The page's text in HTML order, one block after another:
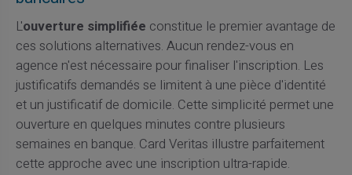
L'ouverture simplifiée constitue le premier avantage de
ces solutions alternatives. Aucun rendez-vous en
agence n'est nécessaire pour finaliser l'inscription. Les
justificatifs demandés se limitent à une pièce d'identité
et un justificatif de domicile. Cette simplicité permet une
ouverture en quelques minutes contre plusieurs
semaines en banque. Card Veritas illustre parfaitement
cette approche avec une inscription ultra-rapide.